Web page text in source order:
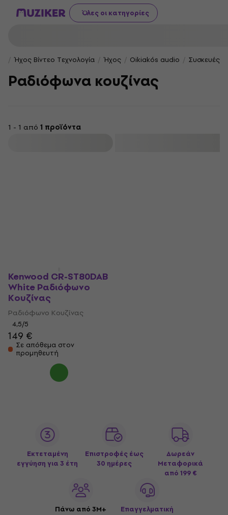
Όλες οι κατηγορίες
Ήχος Βίντεο Τεχνολογία Ήχος Oikiakós audio Συσκευές
Ραδιόφωνα κουζίνας
1 - 1 από 1 προϊόντα
Kenwood CR-ST80DAB
White Ραδιόφωνο
Κουζίνας
Ραδιόφωνο Κουζίνας
4,5/5
149 €
Σε απόθεμα στον
προμηθευτή
Εκτεταμένη
εγγύηση για 3 έτη
Επιστροφές έως
30 ημέρες
Δωρεάν
Μεταφορικά
από 199 €
Πάνω από 3M+
Επαγγελματική